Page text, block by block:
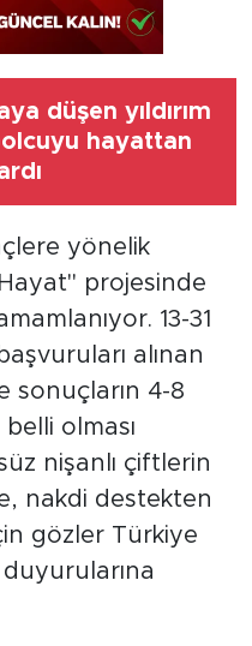
düşen yıldırım
hayattan
yönelik
projesinde
13-31
alınan
sonuçların 4-8
olması
nişanlı çiftlerin
nakdi destekten
gözler Türkiye
duyurularına